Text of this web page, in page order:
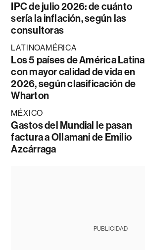
IPC de julio 2026: de cuánto
sería la inflación, según las
consultoras
LATINOAMÉRICA
Los 5 países de América Latina
con mayor calidad de vida en
2026, según clasificación de
Wharton
MÉXICO
Gastos del Mundial le pasan
factura a Ollamani de Emilio
Azcárraga
PUBLICIDAD